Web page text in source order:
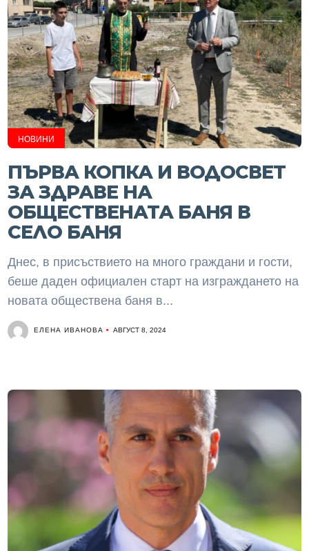
НОВИНИ
ПЪРВА КОПКА И ВОДОСВЕТ
ЗА ЗДРАВЕ НА
ОБЩЕСТВЕНАТА БАНЯ В
СЕЛО БАНЯ
Днес, в присъствието на много граждани и гости,
беше даден официален старт на изграждането на
новата обществена баня в...
ЕЛЕНА ИВАНОВА АВГУСТ 8, 2024